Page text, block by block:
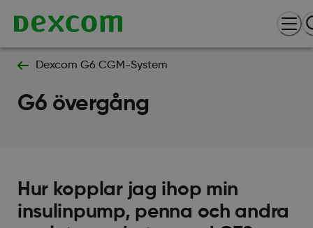
Dexcom G6 CGM-System
G6 övergång
Hur kopplar jag ihop min
insulinpump, penna och andra